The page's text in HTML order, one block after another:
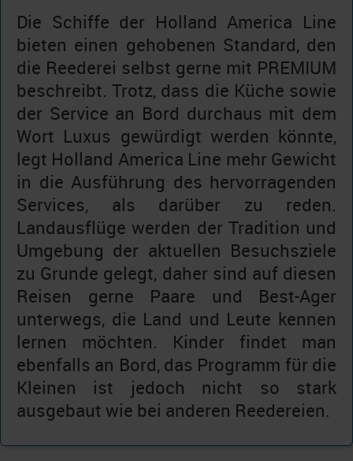
Die Schiffe der Holland America Line
bieten einen gehobenen Standard, den
die Reederei selbst gerne mit PREMIUM
beschreibt. Trotz, dass die Küche sowie
der Service an Bord durchaus mit dem
Wort Luxus gewürdigt werden könnte,
legt Holland America Line mehr Gewicht
in die Ausführung des hervorragenden
Services, als darüber zu reden.
Landausflüge werden der Tradition und
Umgebung der aktuellen Besuchsziele
zu Grunde gelegt, daher sind auf diesen
Reisen gerne Paare und Best-Ager
unterwegs, die Land und Leute kennen
lernen möchten. Kinder findet man
ebenfalls an Bord, das Programm für die
Kleinen ist jedoch nicht so stark
ausgebaut wie bei anderen Reedereien.